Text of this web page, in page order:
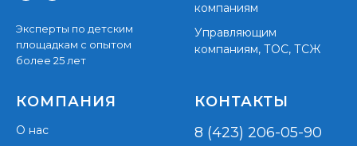
Эксперты по детским
площадкам с опытом
более 25 лет
компаниям
Управляющим
компаниям, ТОС, ТСЖ
КОМПАНИЯ
О нас
КОНТАКТЫ
8 (423) 206-05-90